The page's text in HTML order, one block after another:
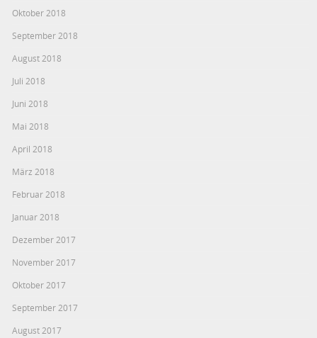
Oktober 2018
September 2018
August 2018
Juli 2018
Juni 2018
Mai 2018
April 2018
März 2018
Februar 2018
Januar 2018
Dezember 2017
November 2017
Oktober 2017
September 2017
August 2017